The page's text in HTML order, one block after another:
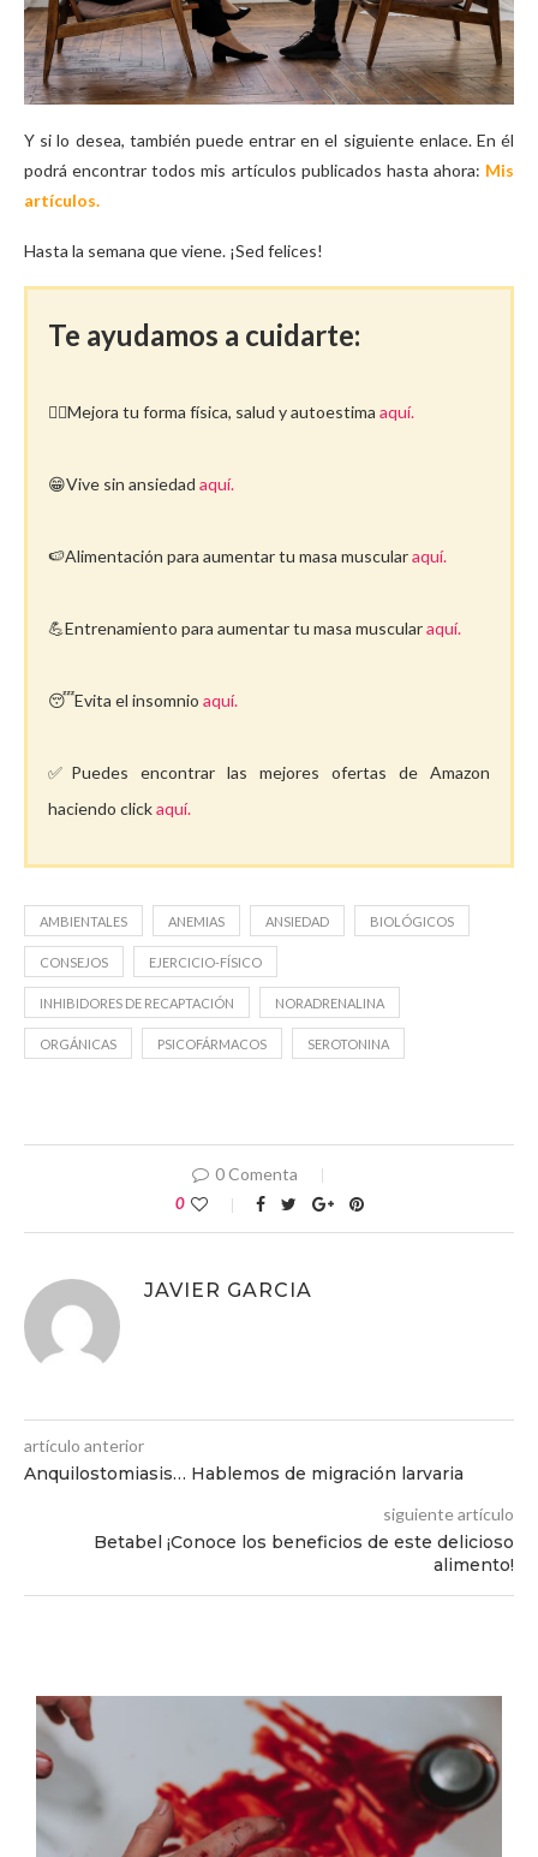
Y si lo desea, también puede entrar en el siguiente enlace. En él
podrá encontrar todos mis artículos publicados hasta ahora: Mis
artículos.
Hasta la semana que viene. ¡Sed felices!
Te ayudamos a cuidarte:
🤸‍♀️Mejora tu forma física, salud y autoestima aquí.
😁Vive sin ansiedad aquí.
🍉Alimentación para aumentar tu masa muscularaquí.
💪Entrenamiento para aumentar tu masa muscularaquí.
😴Evita el insomnio aquí.
✅Puedes encontrar las mejores ofertas de Amazon
haciendo clickaquí.
AMBIENTALES ANEMIAS ANSIEDAD BIOLÓGICOS
CONSEJOS EJERCICIO-FÍSICO
INHIBIDORES DE RECAPTACIÓN NORADRENALINA
ORGÁNICAS PSICOFÁRMACOS SEROTONINA
0 Comenta
0
JAVIER GARCIA
artículo anterior
Anquilostomiasis… Hablemos de migración larvaria
siguiente artículo
Betabel ¡Conoce los beneficios de este delicioso
alimento!